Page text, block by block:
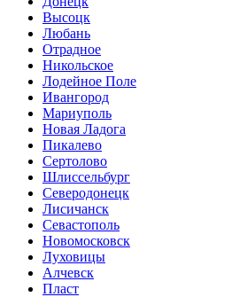
Высоцк
Любань
Отрадное
Никольское
Лодейное Поле
Ивангород
Мариуполь
Новая Ладога
Пикалево
Сертолово
Шлиссельбург
Северодонецк
Лисичанск
Севастополь
Новомосковск
Луховицы
Алчевск
Пласт